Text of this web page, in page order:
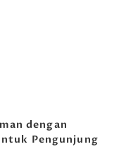
dengan
Pengunjung